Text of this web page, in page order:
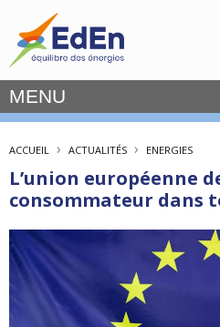
MENU
ACCUEIL › ACTUALITÉS › ENERGIES
L’union européenne
consommateur dans